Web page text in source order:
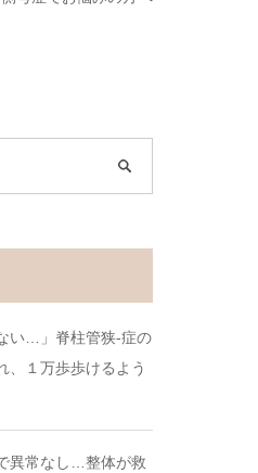
い…」脊柱管狭-症の
、１万歩歩けるよう
異常なし…整体が救